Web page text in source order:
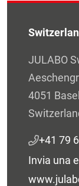
JULABO
4051 Basel
+41 79
Invia una